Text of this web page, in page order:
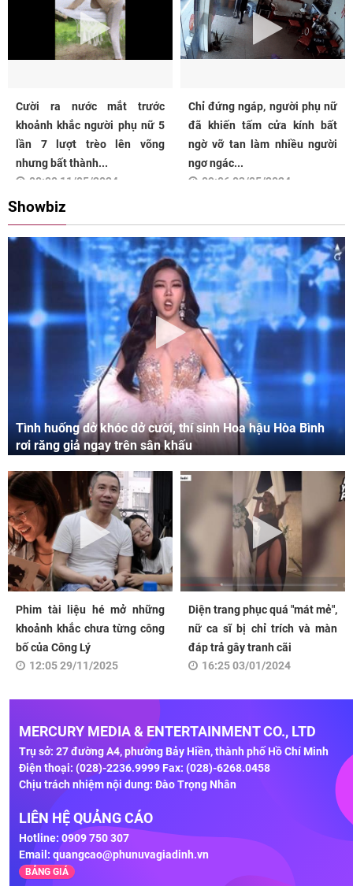
Cười ra nước mắt trước
khoảnh khắc người phụ nữ 5
lần 7 lượt trèo lên võng
nhưng bất thành...
08:00 11/05/2024
Chỉ đứng ngáp, người phụ nữ
đã khiến tấm cửa kính bất
ngờ vỡ tan làm nhiều người
ngơ ngác...
09:06 03/05/2024
Showbiz
Tình huống dở khóc dở cười, thí sinh Hoa hậu Hòa Bình
rơi răng giả ngay trên sân khấu
Phim tài liệu hé mở những
khoảnh khắc chưa từng công
bố của Công Lý
12:05 29/11/2025
Diện trang phục quá "mát mẻ",
nữ ca sĩ bị chỉ trích và màn
đáp trả gây tranh cãi
16:25 03/01/2024
MERCURY MEDIA & ENTERTAINMENT CO., LTD
Trụ sở: 27 đường A4, phường Bảy Hiền, thành phố Hồ Chí Minh
Điện thoại: (028)-2236.9999 Fax: (028)-6268.0458
Chịu trách nhiệm nội dung: Đào Trọng Nhân
LIÊN HỆ QUẢNG CÁO
Hotline: 0909 750 307
Email: quangcao@phunuvagiadinh.vn
BẢNG GIÁ